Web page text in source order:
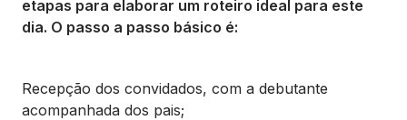
etapas para elaborar um roteiro ideal para este
dia. O passo a passo básico é:
Recepção dos convidados, com a debutante
acompanhada dos pais;